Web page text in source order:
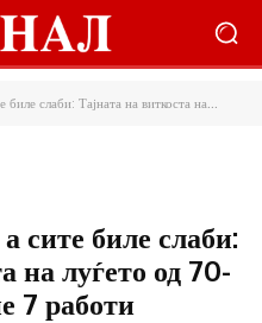
биле слаби: Тајната на виткоста на...
сите биле слаби:
на луѓето од 70-
7 работи